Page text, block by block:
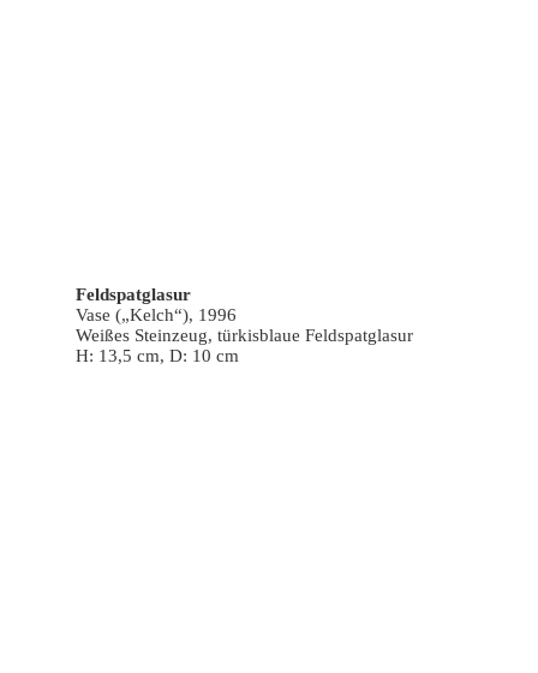
Feldspatglasur
Vase („Kelch“), 1996
Weißes Steinzeug, türkisblaue Feldspatglasur
H: 13,5 cm, D: 10 cm